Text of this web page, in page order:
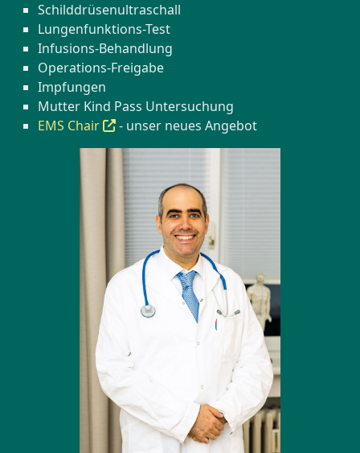
Schilddrüsenultraschall
Lungenfunktions-Test
Infusions-Behandlung
Operations-Freigabe
Impfungen
Mutter Kind Pass Untersuchung
EMS Chair
- unser neues Angebot